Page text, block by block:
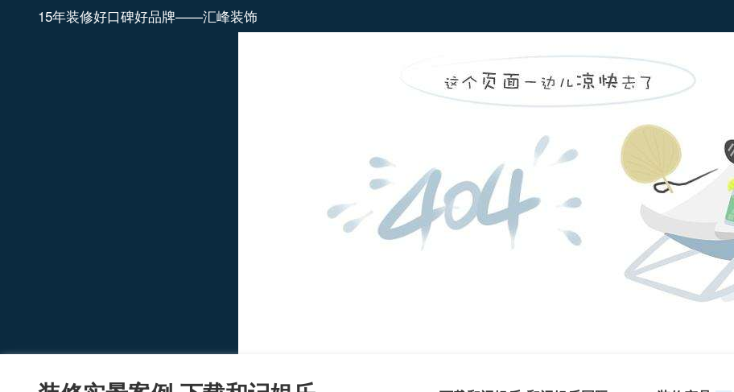
15年装修好口碑好品牌——汇峰装饰